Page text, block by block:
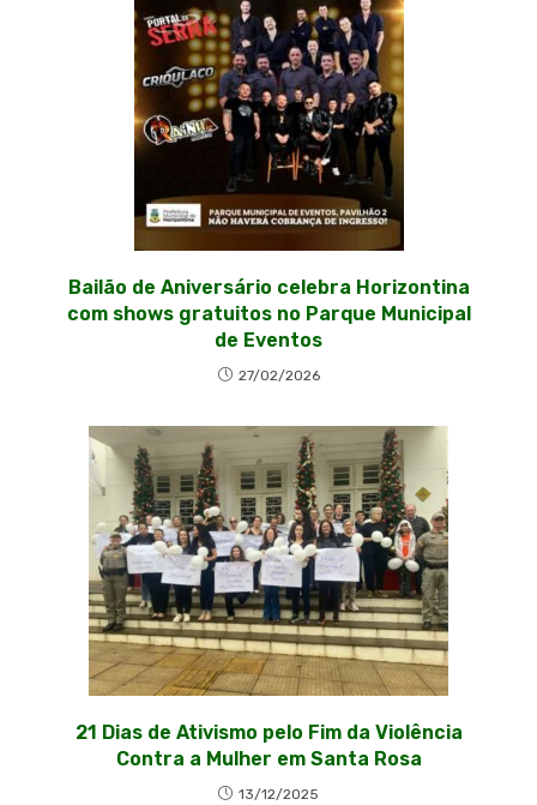
Bailão de Aniversário celebra Horizontina
com shows gratuitos no Parque Municipal
de Eventos
27/02/2026
21 Dias de Ativismo pelo Fim da Violência
Contra a Mulher em Santa Rosa
13/12/2025